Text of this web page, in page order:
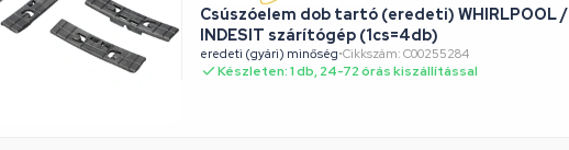
Csúszóelem dob tartó (eredeti) WHIRLPOOL /
INDESIT szárítógép (1cs=4db)
eredeti (gyári) minőség•Cikkszám: C00255284
Készleten: 1 db, 24-72 órás kiszállítással